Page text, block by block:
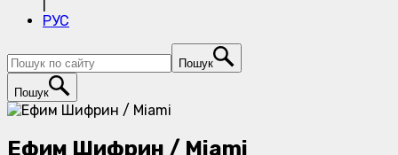
РУС
Пошук
Пошук
Ефим Шифрин / Miami